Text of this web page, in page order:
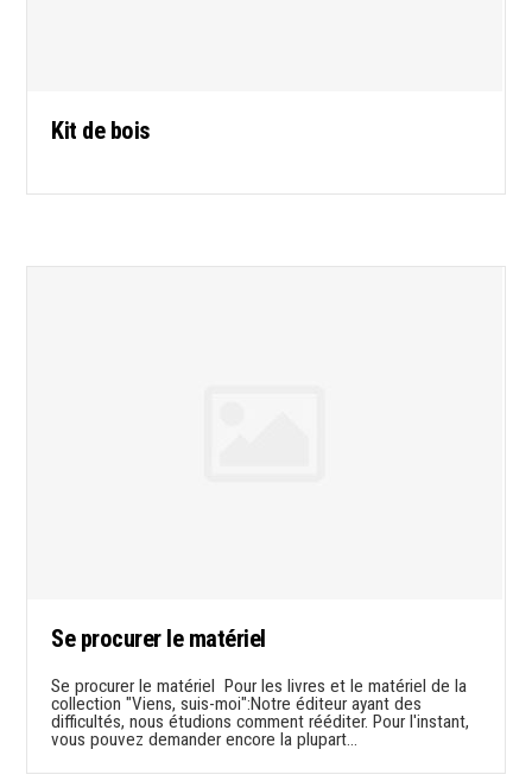
Kit de bois
Se procurer le matériel
Se procurer le matériel Pour les livres et le matériel de la
collection "Viens, suis-moi":Notre éditeur ayant des
difficultés, nous étudions comment rééditer. Pour l'instant,
vous pouvez demander encore la plupart…